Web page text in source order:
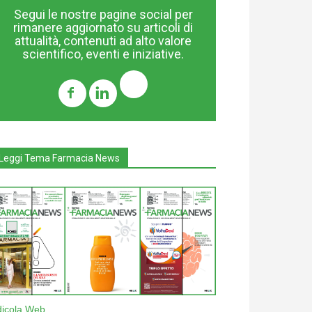
Segui le nostre pagine social per
rimanere aggiornato su articoli di
attualità, contenuti ad alto valore
scientifico, eventi e iniziative.
Tema Farmacia News
Web